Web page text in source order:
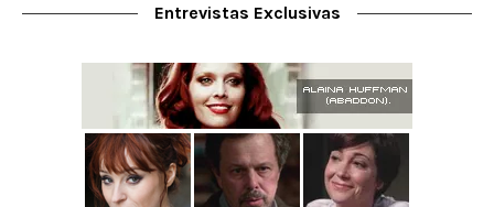
Entrevistas Exclusivas